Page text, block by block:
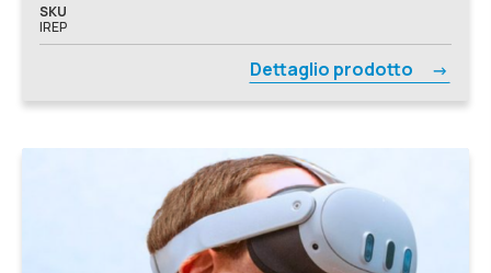
SKU
IREP
Dettaglio prodotto